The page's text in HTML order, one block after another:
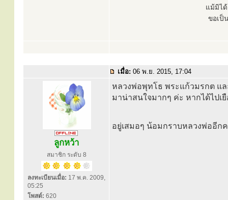
แม้มิได้
ขอเป็
เมื่อ: 06 พ.ย. 2015, 17:04
ลูกหว้า
สมาชิก ระดับ 8
ลงทะเบียนเมื่อ: 17 พ.ค. 2009,
05:25
โพสต์: 620
หลวงพ่อพุทโธ พระแก้วมรกต แล
มาน่าสนใจมากๆ ค่ะ หากได้ไปเ
อยู่เสมอๆ น้อมกราบหลวงพ่ออีก